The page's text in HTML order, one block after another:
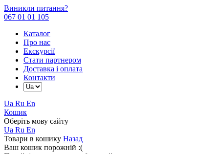
Виникли питання?
067 01 01 105
Каталог
Про нас
Екскурсії
Стати партнером
Доставка і оплата
Контакти
Ua Ru En
Кошик
Оберіть мову сайту
Ua Ru En
Товари в кошику Назад
Ваш кошик порожній :(